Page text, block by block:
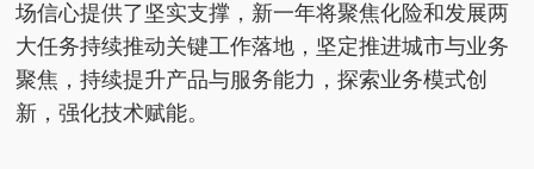
场信心提供了坚实支撑，新一年将聚焦化险和发展两
大任务持续推动关键工作落地，坚定推进城市与业务
聚焦，持续提升产品与服务能力，探索业务模式创
新，强化技术赋能。